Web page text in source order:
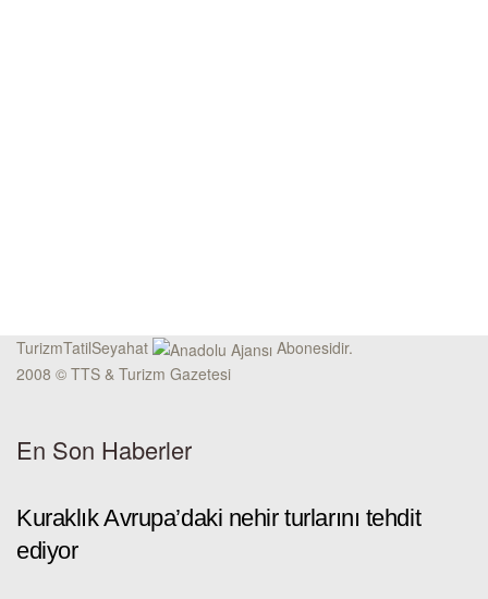
TurizmTatilSeyahat
Abonesidir.
2008 © TTS & Turizm Gazetesi
En Son Haberler
Kuraklık Avrupa’daki nehir turlarını tehdit
ediyor